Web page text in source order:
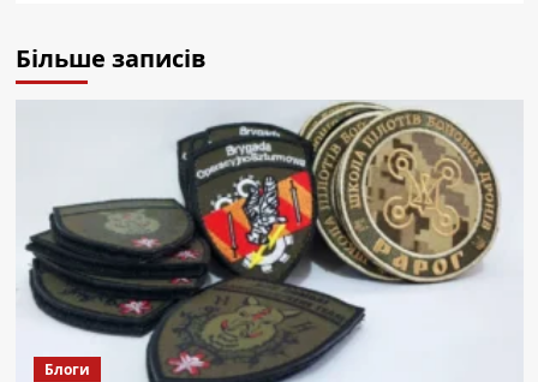
Більше записів
Блоги